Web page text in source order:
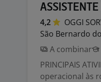
4,2 OGGI
São Bernardo
A combinar
PRINCIPAIS
operacional às